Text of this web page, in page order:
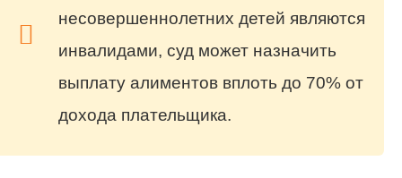
несовершеннолетних детей являются
инвалидами, суд может назначить
выплату алиментов вплоть до 70% от
дохода плательщика.